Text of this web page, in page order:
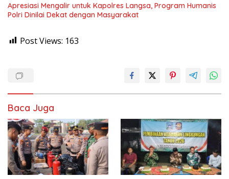
Apresiasi Mengalir untuk Kapolres Langsa, Program Humanis
Polri Dinilai Dekat dengan Masyarakat
Post Views: 163
Baca Juga